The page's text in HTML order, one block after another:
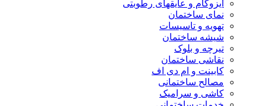
ایزوگام و عایقهای رطوبتی
نمای ساختمان
تهویه و تاسیسات
شیشه ساختمان
تیرچه و بلوک
نقاشی ساختمان
کابینت و ام دی اف
مصالح ساختمانی
کاشی و سرامیک